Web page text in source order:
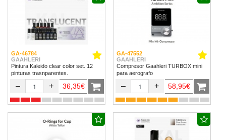
GA-46784
GAAHLERI
Pintura Kaleido clear color set. 12
pinturas trasnparentes.
– + 36,35€
GA-47552
GAAHLERI
Compresor Gaahleri TURBOX mini
para aerografo
– + 58,95€